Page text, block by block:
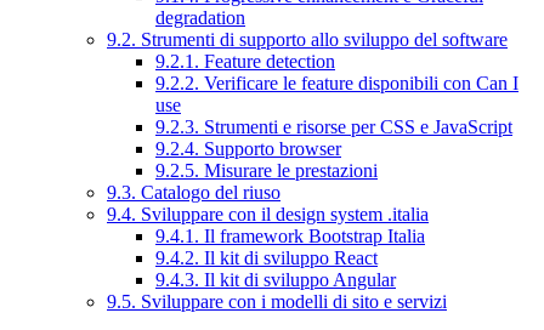
degradation
9.2. Strumenti di supporto allo sviluppo del software
9.2.1. Feature detection
9.2.2. Verificare le feature disponibili con Can I
use
9.2.3. Strumenti e risorse per CSS e JavaScript
9.2.4. Supporto browser
9.2.5. Misurare le prestazioni
9.3. Catalogo del riuso
9.4. Sviluppare con il design system .italia
9.4.1. Il framework Bootstrap Italia
9.4.2. Il kit di sviluppo React
9.4.3. Il kit di sviluppo Angular
9.5. Sviluppare con i modelli di sito e servizi